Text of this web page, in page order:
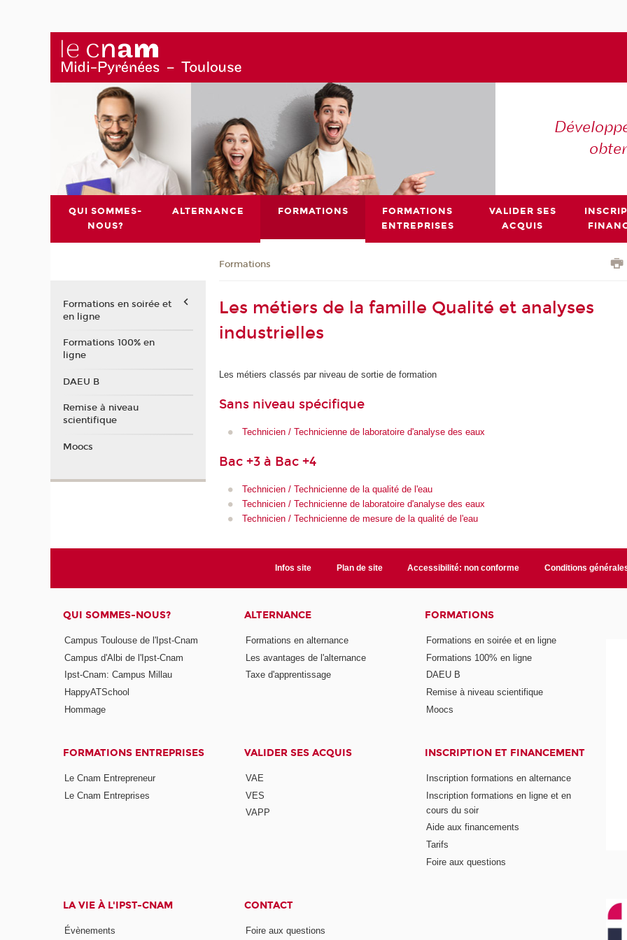
QUI SOMMES-
NOUS?
ALTERNANCE FORMATIONS
FORMATIONS
ENTREPRISES
VALIDER SES
ACQUIS
Formations
Les métiers de la famille Qualité et analyses
industrielles
Les métiers classés par niveau de sortie de formation
Sans niveau spécifique
Technicien / Technicienne de laboratoire d'analyse des eaux
Bac +3 à Bac +4
Technicien / Technicienne de la qualité de l'eau
Technicien / Technicienne de laboratoire d'analyse des eaux
Technicien / Technicienne de mesure de la qualité de l'eau
Formations en soirée et
en ligne
Formations 100% en
ligne
DAEU B
Remise à niveau
scientifique
Moocs
Infos site Plan de site Accessibilité: non conforme Conditions
QUI SOMMES-NOUS?
Campus Toulouse de l'Ipst-Cnam
Campus d'Albi de l'Ipst-Cnam
Ipst-Cnam: Campus Millau
HappyATSchool
Hommage
ALTERNANCE
Formations en alternance
Les avantages de l'alternance
Taxe d'apprentissage
FORMATIONS
Formations en soirée et en ligne
Formations 100% en ligne
DAEU B
Remise à niveau scientifique
Moocs
FORMATIONS ENTREPRISES
Le Cnam Entrepreneur
Le Cnam Entreprises
VALIDER SES ACQUIS
VAE
VES
VAPP
INSCRIPTION ET FINANCEMENT
Inscription formations en alternance
Inscription formations en ligne et en
cours du soir
Aide aux financements
Tarifs
Foire aux questions
LA VIE À L'IPST-CNAM
Évènements
CONTACT
Foire aux questions